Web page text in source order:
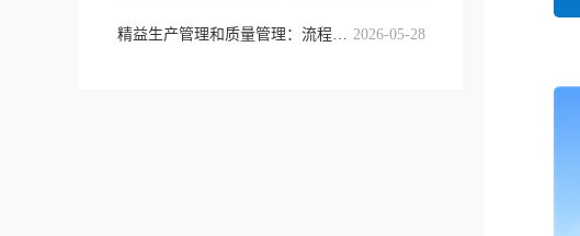
精益生产管理和质量管理：流程提质与 2026-05-28